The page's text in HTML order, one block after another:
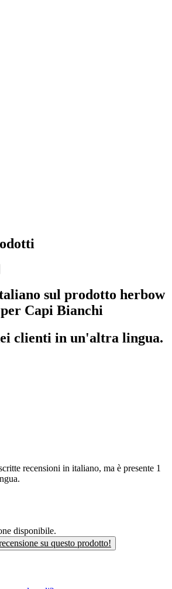
sul prodotto herbow
Capi Bianchi
clienti in un'altra lingua.
recensioni in italiano, ma è presente 1
disponibile.
su questo prodotto!